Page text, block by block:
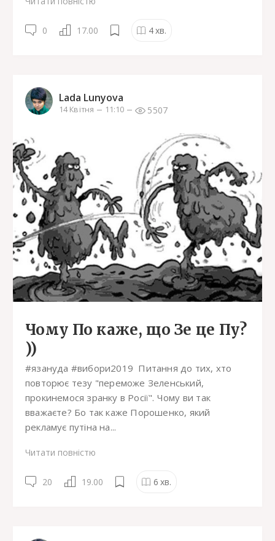
0 17.00 4хв.
Lada Lunyova
14 Квітня 11:10 5507
Чому По каже, що Зе це Пу?
))
#язануда #вибори2019 Питання до тих, хто
повторює тезу "переможе Зеленський,
прокинемося зранку в Росії". Чому ви так
вважаєте? Бо так каже Порошенко, який
рекламує путіна на...
Читати повністю
20 19.00 6 хв.